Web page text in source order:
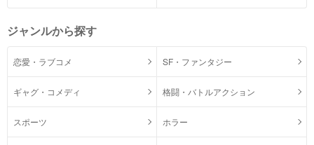
ジャンルから探す
恋愛・ラブコメ SF・ファンタジー
ギャグ・コメディ 格闘・バトルアクション
スポーツ ホラー